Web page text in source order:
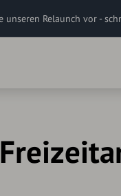
Relaunch vor -